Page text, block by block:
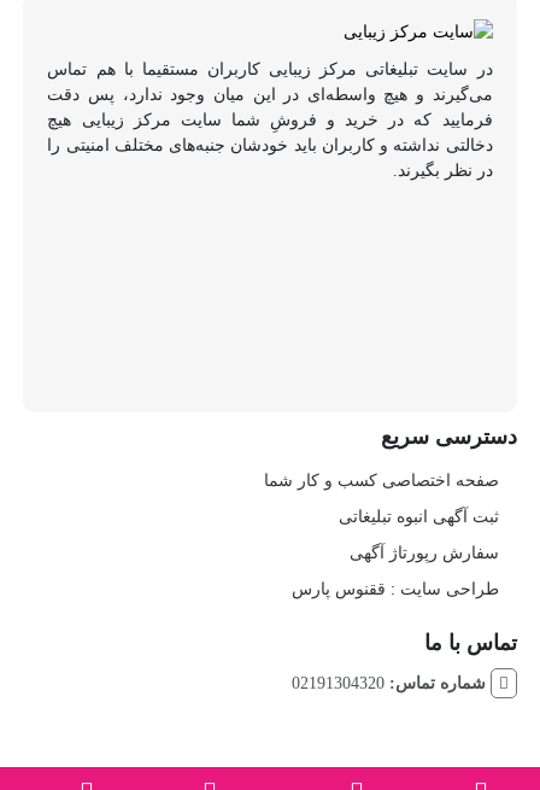
در سایت تبلیغاتی مرکز زیبایی کاربران مستقیما با هم تماس
می‌گیرند و هیچ واسطه‌ای در این میان وجود ندارد، پس دقت
فرمایید که در خرید و فروشِ شما سایت مرکز زیبایی هیچ
دخالتی نداشته و کاربران باید خودشان جنبه‌های مختلف امنیتی را
در نظر بگیرند.
دسترسی سریع
صفحه اختصاصی کسب و کار شما
ثبت آگهی انبوه تبلیغاتی
سفارش رپورتاژ آگهی
طراحی سایت : ققنوس پارس
تماس با ما
شماره تماس:02191304320